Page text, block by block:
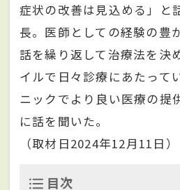
症状の改善は見込める」と
長。医師としての経験の豊
話を繰り返して治療法を決
イルで日々診療にあたって
ニックでより良い医療の提
に話を聞いた。
（取材日2024年12月11日）
目次